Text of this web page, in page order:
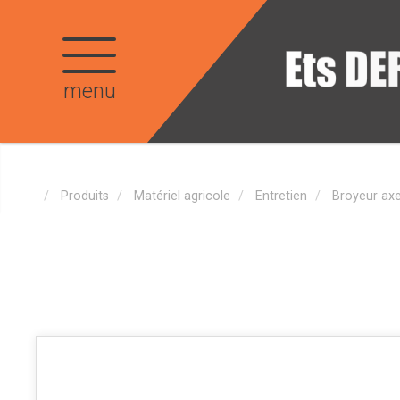
menu
Produits Matériel agricole Entretien Broyeur